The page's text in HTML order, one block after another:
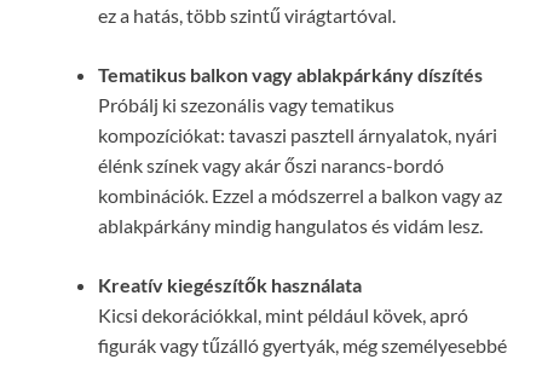
ez a hatás, több szintű virágtartóval.
Tematikus balkon vagy ablakpárkány díszítés
Próbálj ki szezonális vagy tematikus
kompozíciókat: tavaszi pasztell árnyalatok, nyári
élénk színek vagy akár őszi narancs-bordó
kombinációk. Ezzel a módszerrel a balkon vagy az
ablakpárkány mindig hangulatos és vidám lesz.
Kreatív kiegészítők használata
Kicsi dekorációkkal, mint például kövek, apró
figurák vagy tűzálló gyertyák, még személyesebbé